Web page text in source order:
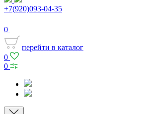
+7(920)093-04-35
0
перейти в каталог
0
0